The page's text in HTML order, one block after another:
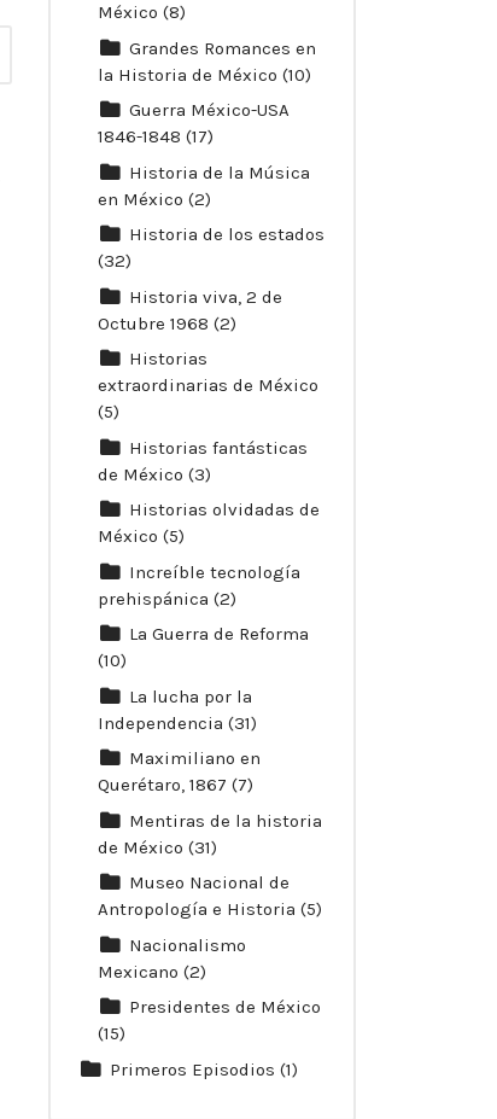
México (8)
Grandes Romances en
la Historia de México (10)
Guerra México-USA
1846-1848 (17)
Historia de la Música
en México (2)
Historia de los estados
(32)
Historia viva, 2 de
Octubre 1968 (2)
Historias
extraordinarias de México
(5)
Historias fantásticas
de México (3)
Historias olvidadas de
México (5)
Increíble tecnología
prehispánica (2)
La Guerra de Reforma
(10)
La lucha por la
Independencia (31)
Maximiliano en
Querétaro, 1867 (7)
Mentiras de la historia
de México (31)
Museo Nacional de
Antropología e Historia (5)
Nacionalismo
Mexicano (2)
Presidentes de México
(15)
Primeros Episodios (1)